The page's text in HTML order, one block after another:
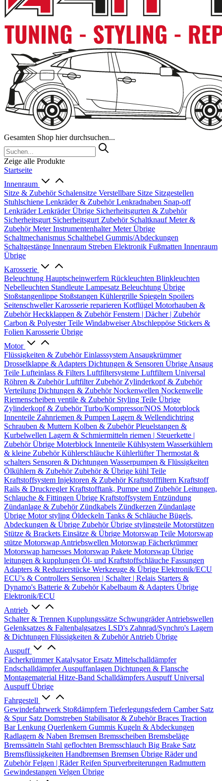
Gesamten Shop hier durchsuchen...
Zeige alle Produkte
Startseite
Innenraum
Sitze & Zubehör Schalensitze Verstellbare Sitze Sitzgestellen
Stuhlschiene Lenkräder & ZubehörLenkradnaben Snap-off
LenkräderLenkräder Übrige Sicherheitsgurten & Zubehör
Sicherheitsgurt Sicherheitsgurt Zubehör SchaltknaufMeter &
ZubehörMeterInstrumentenhalterMeter Übrige
Schaltmechanismus Schalthebel Gummis/Abdeckungen
Schaltgestänge Innenraum Streben Elektronik Fußmatten Innenraum
Übrige
Karosserie
Beleuchtung Hauptscheinwerfern Rückleuchten Blinkleuchten
Nebelleuchten Standleute Lampesatz Beleuchtung Übrige
Stoßstangenlippe Stoßstangen Kühlergrille Spiegeln Spoilers
SeitenschwellerKarosserie reparieren Kotflügel Motorhauben &
ZubehörHeckklappen & ZubehörFenstern | Dächer | Zubehör
Carbon & Polyester Teile WindabweiserAbschleppöse Stickers &
Folien Karosserie Übrige
Motor
Flüssigkeiten & ZubehörEinlasssystem Ansaugkrümmer
Drosselklappe & Adapters Dichtungen & Sensoren Übrige Ansaug
Teile Lufteinlass & Filters Luftfiltersysteme Luftfiltern Universal
Röhren & ZubehörLuftfilter Zubehör Zylinderkopf & Zubehör
Verteilung Dichtungen & ZubehörNockenwellen Nockenwelle
Riemenscheiben ventile & Zubehör Styling Teile Übrige
Zylinderkopf & ZubehörTurbo/Kompressor/NOS Motorblock
Innenteile Zahnriemen & Pumpen Lagern & Wellendichtring
Schrauben & Muttern Kolben & ZubehörPleuelstangen &
Kurbelwellen Lagern & Schmiermitteln riemen | Steuerkette |
ZubehörÜbrige Moterblock Innenteile Kühlsystem Wasserkühlern
& kleine ZubehörKühlerschläuche KühlerlüfterThermostat &
schalters Sensoren & Dichtungen Wasserpumpen & Flüssigkeiten
Ölkühlern & Zubehör Zubehör & Übrige kühl Teile
Kraftstoffsystem Injektoren & ZubehörKraftstofffiltern Kraftstoff
Rails & DruckreglerKraftstofftank, Pumpe und ZubehörLeitungen,
Schlauche & Fittingen Übrige Kraftstoffsystem Entzündung
Zündanlage & Zubehör Zündkabels Zündkerzen Zündanlage
Übrige Motor styling Öldeckeln Tanks & Schläuche Bügels,
Abdeckungen & Übrige ZubehörÜbrige stylingsteile Motorstützen
Stütze & Brackets Einsätze & Übrige Motorswap Teile Motorswap
stütze Motorswap Antriebswellen Motorswap Fächerkrümmer
Motorswap harnesses Motorswap Pakete Motorswap Übrige
leitungen & kupplungen Öl- und Kraftstoffschläuche Fassungen
Adapters & Reduzierstücke Werkzeuge & Übrige Elektronik/ECU
ECU's & Controllers Sensoren | Schalter | Relais Starters &
Dynamo's Batterie & ZubehörKabelbaum & Adapters Übrige
Elektronik/ECU
Antrieb
Schalter & Trennen Kupplungssätze SchwungräderAntriebswellen
Gelenksatzes & Faltenbalgsatzes LSD's Zahnrad/Synchro's Lagern
& Dichtungen Flüssigkeiten & ZubehörAntrieb Übrige
Auspuff
FächerkrümmerKatalysator Ersatz Mittelschalldämpfer
EndschalldämpferAuspuffanlagen Dichtungen & Flansche
Montagematerial Hitze-Band Schalldämpfers Auspuff Universal
Auspuff Übrige
Fahrgestell
Gewindefahrwerk Stoßdämpfern Tieferlegungsfedern Camber Satz
& Spur Satz Domstreben Stabilisator & ZubehörBraces Traction
BarLenkung Querlenkern Gummis Kugeln & Abdeckungen
Radlagern & Naben Bremsen Bremsscheiben Bremsbeläge
Bremssätteln Stahl geflochten Bremsschlauch Big Brake Satz
Bremsflüssigkeiten Handbremsen Bremsen Übrige Räder und
ZubehörFelgen | RäderReifen Spurverbreiterungen Radmuttern
Gewindestangen Velgen Übrige